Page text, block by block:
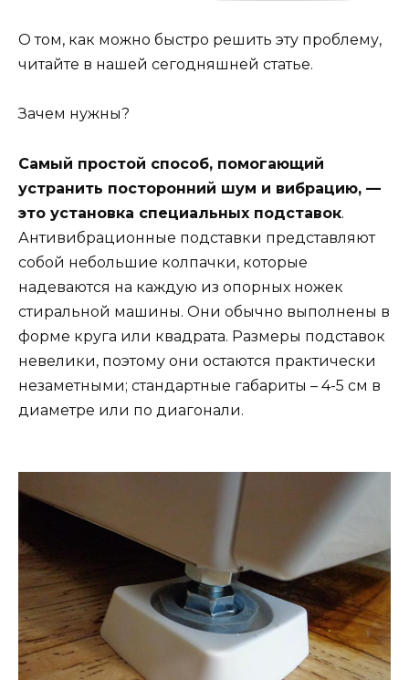
О том, как можно быстро решить эту проблему,
читайте в нашей сегодняшней статье.
Зачем нужны?
Самый простой способ, помогающий
устранить посторонний шум и вибрацию, —
это установка специальных подставок.
Антивибрационные подставки представляют
собой небольшие колпачки, которые
надеваются на каждую из опорных ножек
стиральной машины. Они обычно выполнены в
форме круга или квадрата. Размеры подставок
невелики, поэтому они остаются практически
незаметными; стандартные габариты – 4-5 см в
диаметре или по диагонали.